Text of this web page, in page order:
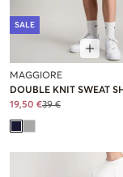
SALE
MAGGIORE
DOUBLE KNIT SWEAT
19,50 €39 €